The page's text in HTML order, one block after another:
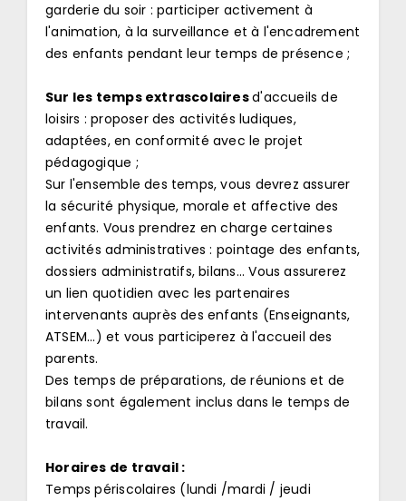
garderie du soir : participer activement à
l'animation, à la surveillance et à l'encadrement
des enfants pendant leur temps de présence ;
Sur les temps extrascolairesd'accueils de
loisirs : proposer des activités ludiques,
adaptées, en conformité avec le projet
pédagogique ;
Sur l'ensemble des temps, vous devrez assurer
la sécurité physique, morale et affective des
enfants. Vous prendrez en charge certaines
activités administratives : pointage des enfants,
dossiers administratifs, bilans... Vous assurerez
un lien quotidien avec les partenaires
intervenants auprès des enfants (Enseignants,
ATSEM...) et vous participerez à l'accueil des
parents.
Des temps de préparations, de réunions et de
bilans sont également inclus dans le temps de
travail.
Horaires de travail :
Temps périscolaires (lundi /mardi / jeudi